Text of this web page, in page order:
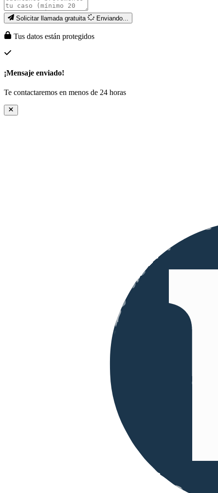
Solicitar llamada gratuita Enviando...
Tus datos están protegidos
¡Mensaje enviado!
Te contactaremos en menos de 24 horas